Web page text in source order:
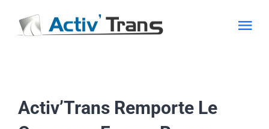
Transport Benne
Activ’Trans Remporte Le